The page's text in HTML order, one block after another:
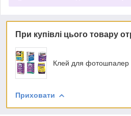
При купівлі цього товару
Клей для фотошпалер
Приховати